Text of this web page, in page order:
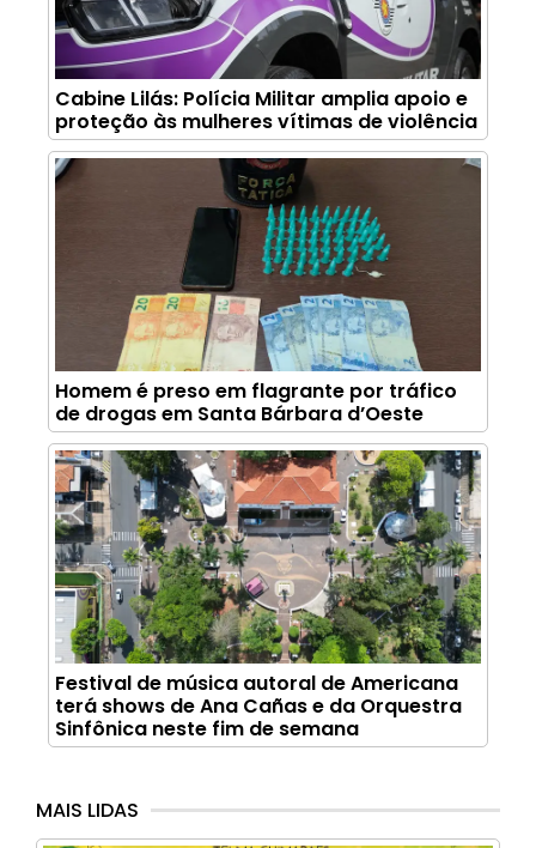
Cabine Lilás: Polícia Militar amplia apoio e
proteção às mulheres vítimas de violência
Homem é preso em flagrante por tráfico
de drogas em Santa Bárbara d’Oeste
Festival de música autoral de Americana
terá shows de Ana Cañas e da Orquestra
Sinfônica neste fim de semana
MAIS LIDAS